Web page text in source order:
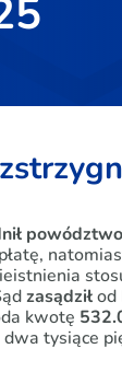
zasądziłod
kwotę
tysiące